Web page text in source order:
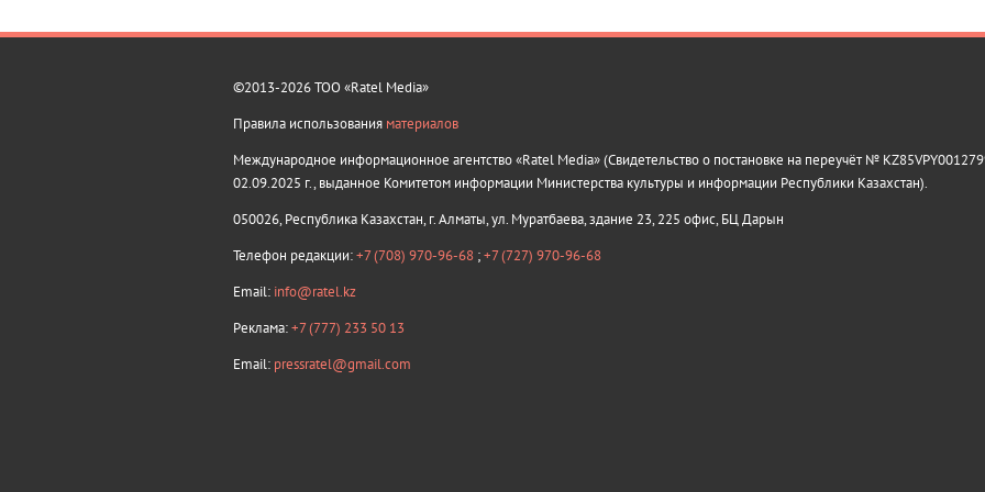
©2013-2026 ТОО «Ratel Media»
Правила использования материалов
Международное информационное агентство «Ratel Media» (Свидетельство о постановке на переучёт №
02.09.2025 г., выданное Комитетом информации Министерства культуры и информации Республики Казахстан).
050026, Республика Казахстан, г. Алматы, ул. Муратбаева, здание 23, 225 офис, БЦ Дарын
Телефон редакции:+7 (708) 970-96-68 ;+7 (727) 970-96-68
Email: info@ratel.kz
Реклама:+7 (777) 233 50 13
Email: pressratel@gmail.com